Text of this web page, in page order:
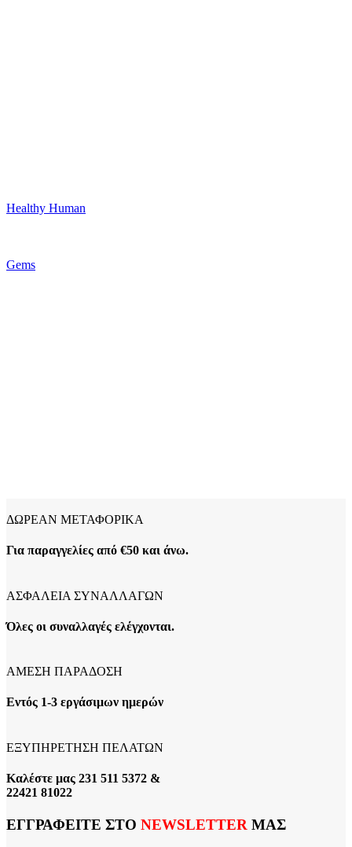
Healthy Human
Gems
ΔΩΡΕΑΝ ΜΕΤΑΦΟΡΙΚΑ
Για παραγγελίες από €50 και άνω.
ΑΣΦΑΛΕΙΑ ΣΥΝΑΛΛΑΓΩΝ
Όλες οι συναλλαγές ελέγχονται.
ΑΜΕΣΗ ΠΑΡΑΔΟΣΗ
Εντός 1-3 εργάσιμων ημερών
ΕΞΥΠΗΡΕΤΗΣΗ ΠΕΛΑΤΩΝ
Καλέστε μας 231 511 5372 &
22421 81022
ΕΓΓΡΑΦΕΙΤΕ ΣΤΟ NEWSLETTER ΜΑΣ